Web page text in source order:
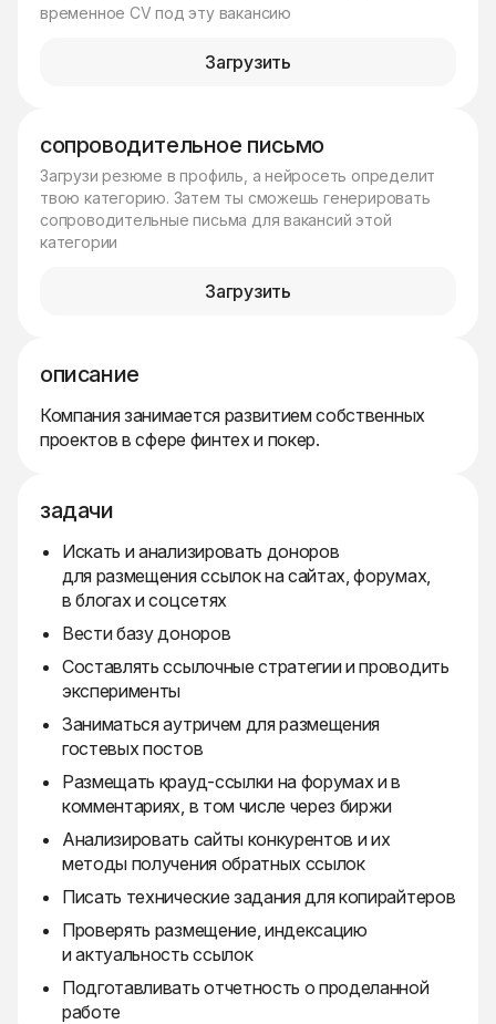
временное CV под эту вакансию
Загрузить
сопроводительное письмо
Загрузи резюме в профиль, а нейросеть определит
твою категорию. Затем ты сможешь генерировать
сопроводительные письма для вакансий этой
категории
Загрузить
описание
Компания занимается развитием собственных
проектов в сфере финтех и покер.
задачи
Искать и анализировать доноров
для размещения ссылок на сайтах, форумах,
в блогах и соцсетях
Вести базу доноров
Составлять ссылочные стратегии и проводить
эксперименты
Заниматься аутричем для размещения
гостевых постов
Размещать крауд-ссылки на форумах и в
комментариях, в том числе через биржи
Анализировать сайты конкурентов и их
методы получения обратных ссылок
Писать технические задания для копирайтеров
Проверять размещение, индексацию
и актуальность ссылок
Подготавливать отчетность о проделанной
работе